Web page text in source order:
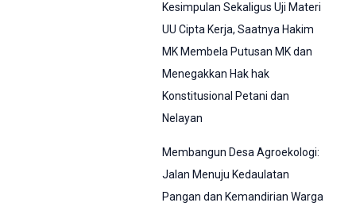
Kesimpulan Sekaligus Uji Materi
UU Cipta Kerja, Saatnya Hakim
MK Membela Putusan MK dan
Menegakkan Hak hak
Konstitusional Petani dan
Nelayan
Membangun Desa Agroekologi:
Jalan Menuju Kedaulatan
Pangan dan Kemandirian Warga